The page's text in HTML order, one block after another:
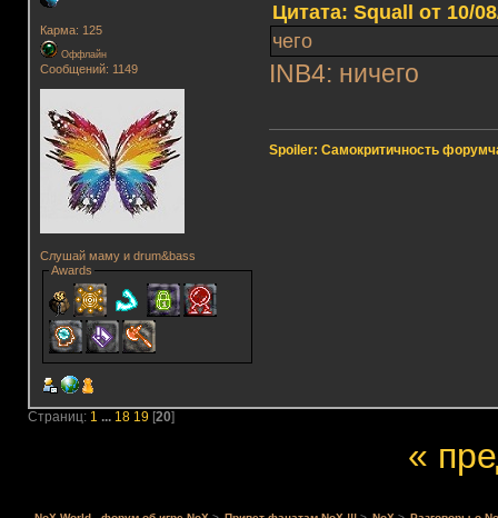
Карма: 125
Оффлайн
Сообщений: 1149
Слушай маму и drum&bass
Awards
Цитата: Squall от 10/
чего
INB4: ничего
Spoiler: Самокритичность
Страниц: 1 ... 18 19[20]
«